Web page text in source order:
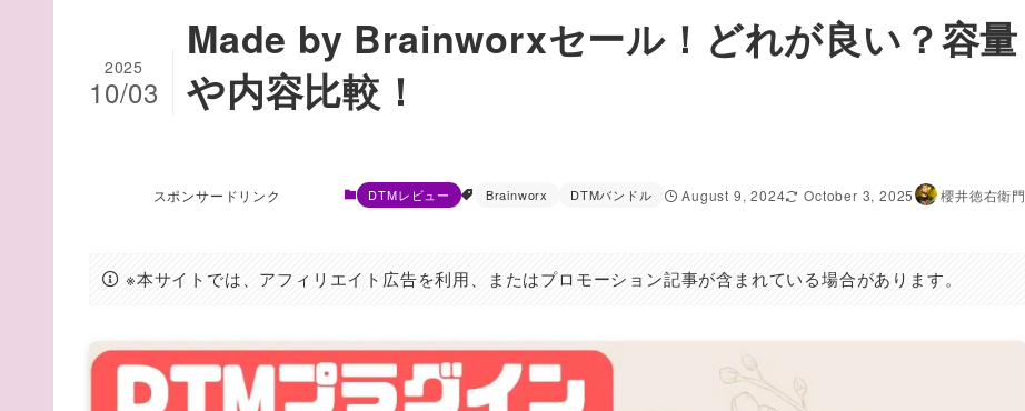
Made by Brainworxセール！どれが良い？容量
や内容比較！
2025
10/03
スポンサードリンク DTMレビュー Brainworx DTMバンドル August 9, 2024 October 3, 2025 櫻井徳右衛門
※本サイトでは、アフィリエイト広告を利用、またはプロモーション記事が含まれている場合があります。